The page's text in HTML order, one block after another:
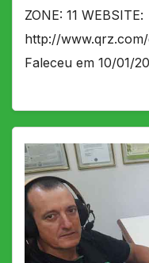
ZONE: 11 WEBSITE:
http://
Faleceu em 10/01/